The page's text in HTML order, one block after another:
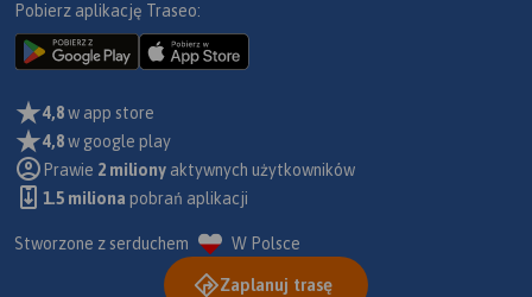
Pobierz aplikację Traseo:
4,8w app store
4,8w google play
Prawie 2 miliony aktywnych użytkowników
1.5 miliona pobrań aplikacji
Stworzone z serduchem W Polsce
Zaplanuj trasę